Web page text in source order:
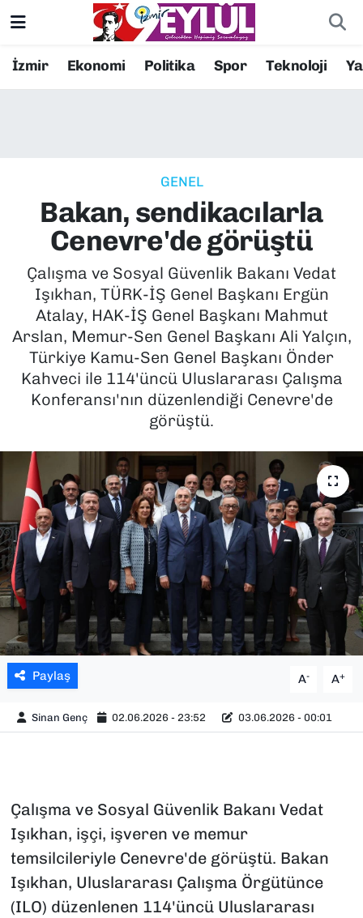
İzmir Ekonomi Politika Spor Teknoloji
GENEL
Bakan, sendikacılarla
Cenevre'de görüştü
Çalışma ve Sosyal Güvenlik Bakanı Vedat
Işıkhan, TÜRK-İŞ Genel Başkanı Ergün
Atalay, HAK-İŞ Genel Başkanı Mahmut
Arslan, Memur-Sen Genel Başkanı Ali Yalçın,
Türkiye Kamu-Sen Genel Başkanı Önder
Kahveci ile 114'üncü Uluslararası Çalışma
Konferansı'nın düzenlendiği Cenevre'de
görüştü.
Paylaş A- A+
Sinan Genç 02.06.2026 - 23:52 03.06.2026 - 00:01
Çalışma ve Sosyal Güvenlik Bakanı Vedat
Işıkhan, işçi, işveren ve memur
temsilcileriyle Cenevre'de görüştü. Bakan
Işıkhan, Uluslararası Çalışma Örgütünce
(ILO) düzenlenen 114'üncü Uluslararası
Resmi İlanlar
EKONOMİ
KÜLTÜR SANAT
MAGAZİN
POLİTİKA
SAĞLIK
TEKNOLOJİ
YAŞAM
YEREL YÖNETİMLER
Konak Nöbetçi Eczaneler
Süper Lig Puan Durumu ve Fikstür
Tüm Manşetler
Son Dakika Haberleri
Haber Arşivi